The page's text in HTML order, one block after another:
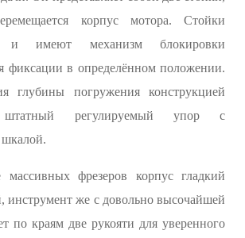
корпус мотора. Стойки
и имеют механизм блокировки
фиксации в определённом положении.
глубины погружения конструкцией
штатный регулируемый упор с
шкалой.
фрезеров корпус гладкий
инструмент же с довольно высочайшей
по краям две рукояти для уверенного